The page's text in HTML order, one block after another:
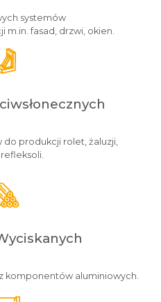
systemów
fasad, drzwi, okien.
do produkcji rolet, żaluzji,
komponentów aluminiowych.